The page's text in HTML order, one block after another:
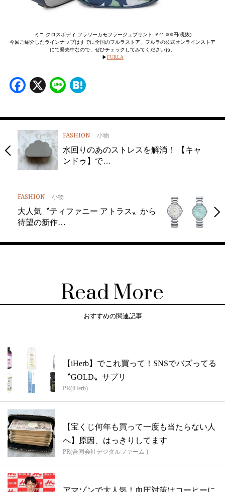
ミニ クロスボディ フラワーカモフラージュプリント ￥41,000円(税抜)
今回ご紹介したラインナップはすでに全国のフルラストア、フルラの公式オンラインストア
にて発売中なので、ぜひチェックしてみてくださいね。
▶︎FURLA
Facebook
X Line
FASHION 小物
水回りのあのストレスを解消！ 【キャ
ンドゥ】で…
FASHION 小物
大人気〝ティファニー アトラス〟から
待望の新作…
Read More
おすすめの関連記事
【iHerb】でこれ買って！SNSでバズってる
〝GOLD〟サプリ
PR(iHerb)
【宝くじ何年も買って一度も当たらない人
へ】原因、はっきりしてます
PR(合同会社デジタルファーム )
アマゾンで大人気！血圧対策はコーヒーに